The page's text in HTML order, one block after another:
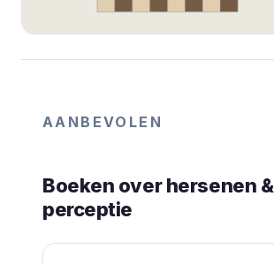
AANBEVOLEN
Boeken over hersenen &
perceptie